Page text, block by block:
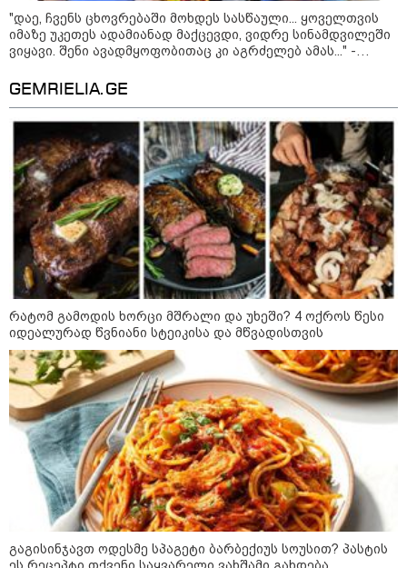
"ბავშვობიდან ასე ვარ..
ფანატიკურად ვარ შეყვარებული
საქართველოზე" - გაიცანით
23:15 / 07-08-2026
ამოუცნობი ანომალიური
მოვლენები - ტრამპის
ადმინისტრაციამ “UFO”- ს
ფაილების მორიგი პაკეტი
გამოაქვეყნა
22:30 / 07-08-2026
ინტერნეტში ამაღელვებელი
გადაარჩინა 56 წლის კაცმა
ბავშვები აბობოქრებულ ზღვაში
დახრჩობას
კატეგორიის ყველა სიახლე
გაღრმავების საფრთხე და ...“
"დაე, ჩვენს ცხოვრებაში მოხდეს სასწაული... ყოველთვის
იმაზე უკეთეს ადამიანად მაქცევდი, ვიდრე სინამდვილეში
ვიყავი. შენი ავადმყოფობითაც კი აგრძელებ ამას..." -
GEMRIELIA.GE
რატომ გამოდის ხორცი მშრალი და უხეში? 4 ოქროს წესი
იდეალურად წვნიანი სტეიკისა და მწვადისთვის
გაგისინჯავთ ოდესმე სპაგეტი ბარბექიუს სოუსით? პასტის